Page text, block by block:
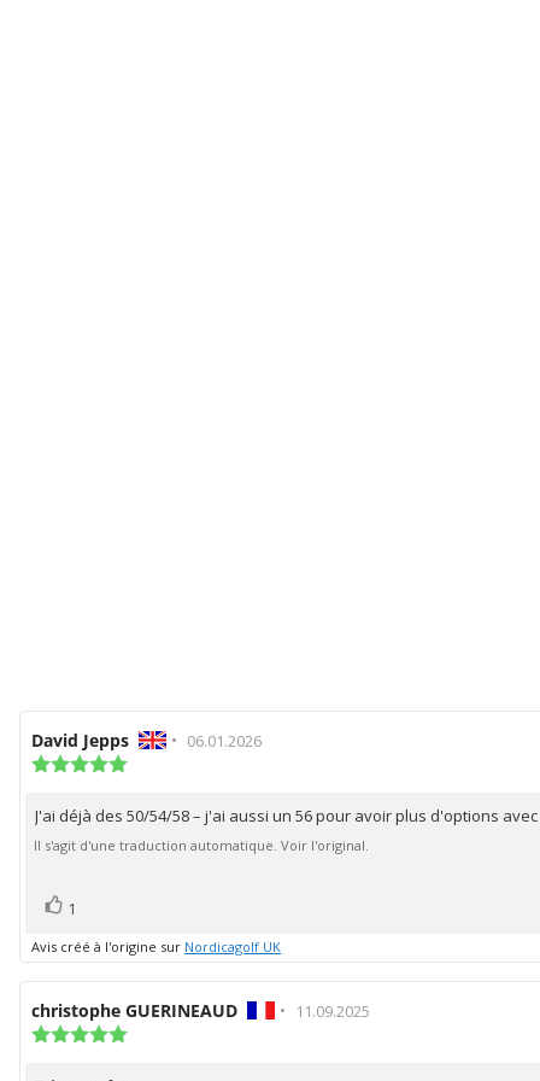
Auteur
de
David Jepps • Date
06.01.2026
:
5.0
étoiles
Texte
de
J'ai déjà des 50/54/58 – j'ai aussi un 56 pour avoir plus d'options
Il s'agit d'une traduction automatique. Voir l'original.
Vote
positif
1
Avis créé à l'origine sur Nordicagolf UK
Auteur
de
christophe GUERINEAUD • Date
11.09.2025